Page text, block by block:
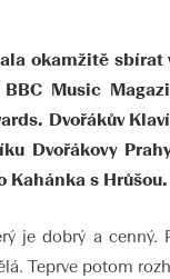
okamžitě
Music
Dvořákův
Dvořákovy
Kahánka s Hrůšou.
je dobrý a cenný.
Teprve potom